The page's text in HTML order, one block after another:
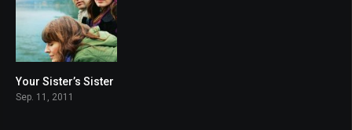
6.7
Your Sister’s Sister
Sep. 11, 2011